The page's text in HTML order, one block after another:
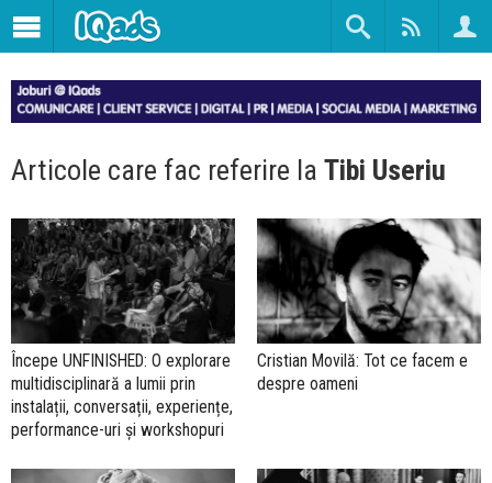
Articole care fac referire la Tibi Useriu
Începe UNFINISHED: O explorare
multidisciplinară a lumii prin
instalații, conversații, experiențe,
performance-uri și workshopuri
Cristian Movilă: Tot ce facem e
despre oameni